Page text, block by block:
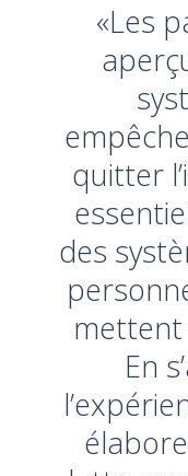
«Les
quitter
des
mettent
En